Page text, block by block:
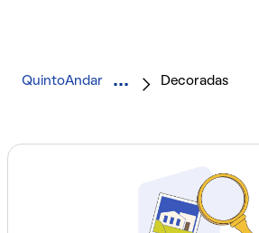
QuintoAndar Decoradas